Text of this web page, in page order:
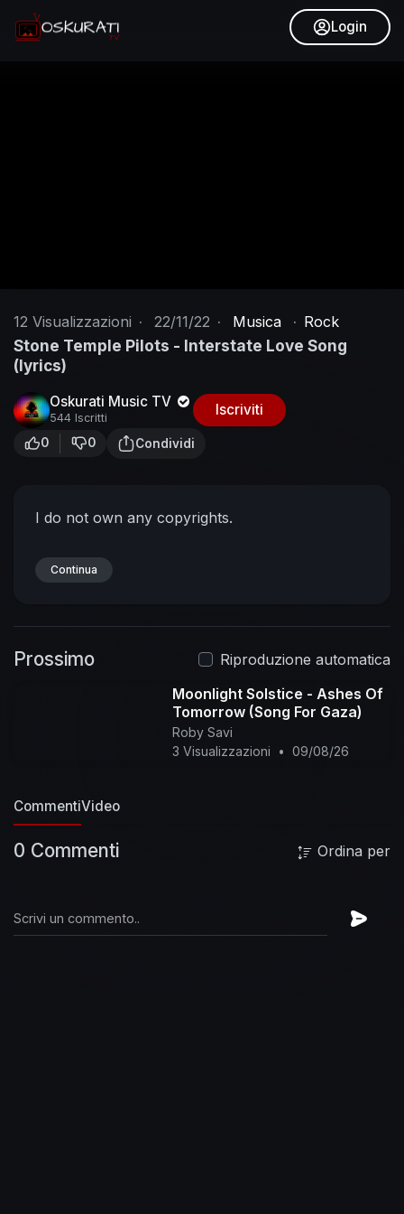
Login
12 Visualizzazioni · 22/11/22 · Musica · Rock
Stone Temple Pilots - Interstate Love Song
(lyrics)
Oskurati Music TV
544 Iscritti Iscriviti
0 0 Condividi
I do not own any copyrights.
Continua
Prossimo
Riproduzione automatica
Moonlight Solstice - Ashes Of
Tomorrow (Song For Gaza)
Roby Savi
3 Visualizzazioni
• 09/08/26
CommentiVideo
0 Commenti Ordina per